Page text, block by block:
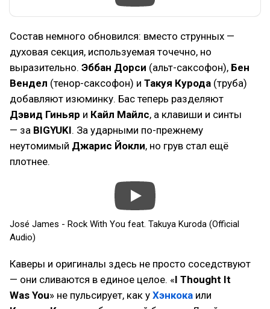
Состав немного обновился: вместо струнных —
духовая секция, используемая точечно, но
выразительно. Эббан Дорси (альт-саксофон), Бен
Вендел (тенор-саксофон) и Такуя Курода (труба)
добавляют изюминку. Бас теперь разделяют
Дэвид Гиньяр и Кайл Майлс, а клавиши и синты
— за BIGYUKI. За ударными по-прежнему
неутомимый Джарис Йокли, но грув стал ещё
плотнее.
José James - Rock With You feat. Takuya Kuroda (Official
Audio)
Каверы и оригиналы здесь не просто соседствуют
— они сливаются в единое целое. «I Thought It
Was You» не пульсирует, как у Хэнкока или